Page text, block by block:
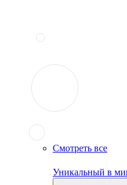
Смотреть все
Уникальный в